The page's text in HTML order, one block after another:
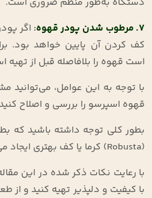
7. مرطوب شدن پودر قهوه: اگر
کف کردن آن پایین خواهد بود.
است قهوه را بلافاصله قبل از تهیه
با توجه به این عوامل،
قهوه اسپرسو را بررسی و اصلاح
بطور کلی توجه داشته باشید که
(Robusta) کرما یا کف بهتری ایجاد می‌کند.
با رعایت نکات ذکر شده در این
با کیفیت و دلپذیر تهیه کنید و از